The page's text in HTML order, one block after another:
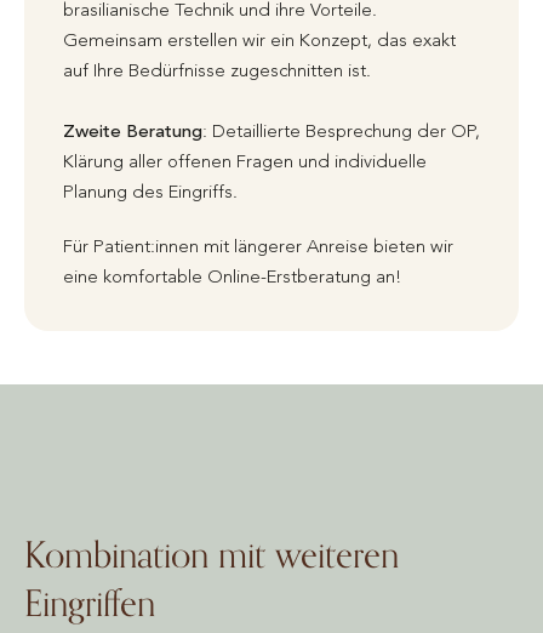
brasilianische Technik und ihre Vorteile.
Gemeinsam erstellen wir ein Konzept, das exakt
auf Ihre Bedürfnisse zugeschnitten ist.
Zweite Beratung: Detaillierte Besprechung der OP,
Klärung aller offenen Fragen und individuelle
Planung des Eingriffs.
Für Patient:innen mit längerer Anreise bieten wir
eine komfortable Online-Erstberatung an!
Kombination mit weiteren
Eingriffen